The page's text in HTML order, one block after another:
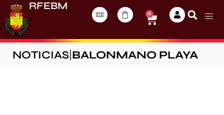
RFEBM
0
NOTICIAS BALONMANO PLAYA